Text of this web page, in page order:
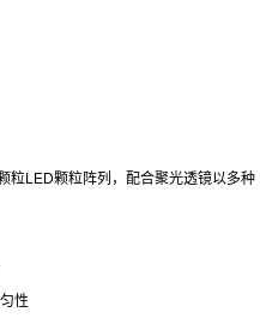
粒LED颗粒阵列，配合聚光透镜以多种
性